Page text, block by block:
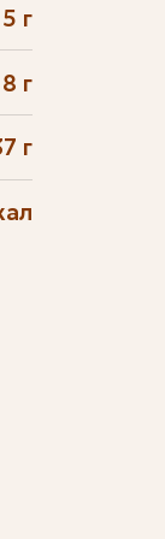
5 г
8 г
г